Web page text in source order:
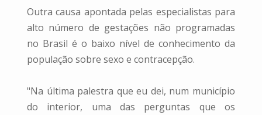
Outra causa apontada pelas especialistas para
alto número de gestações não programadas
no Brasil é o baixo nível de conhecimento da
população sobre sexo e contracepção.
"Na última palestra que eu dei, num município
do interior, uma das perguntas que os